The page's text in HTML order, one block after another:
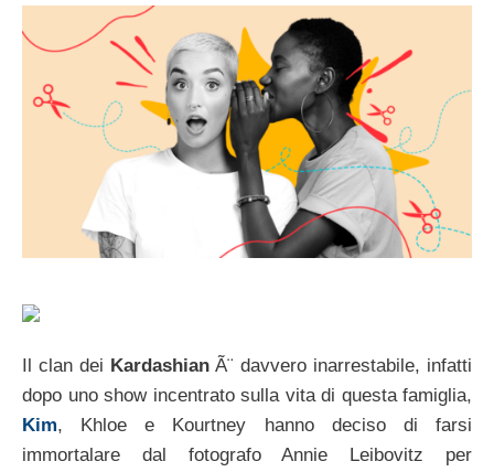
Il clan dei KardashianÃ¨ davvero inarrestabile, infatti
dopo uno show incentrato sulla vita di questa famiglia,
Kim, Khloe e Kourtney hanno deciso di farsi
immortalare dal fotografo Annie Leibovitz per